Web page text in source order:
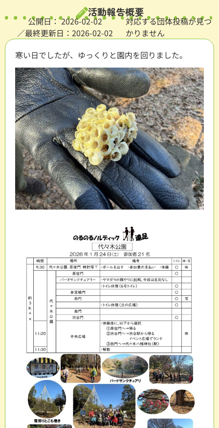
活動報告概要
公開日：2026-02-02
／最終更新日：2026-02-02
対応する団体投稿が見つ
かりません
寒い日でしたが、ゆっくりと園内を回りました。